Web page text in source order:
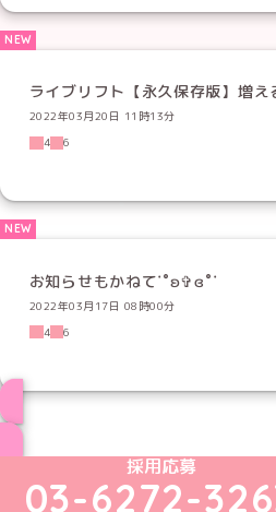
ライブリフト【永久保存版】増え
2022年03月20日 11時13分
4
6
お知らせもかねて˙˚ʚ✞ɞ˚˙
2022年03月17日 08時00分
4
6
めいどりーみん
めいどりーみ
めいどめ
採用応募
03-6272-